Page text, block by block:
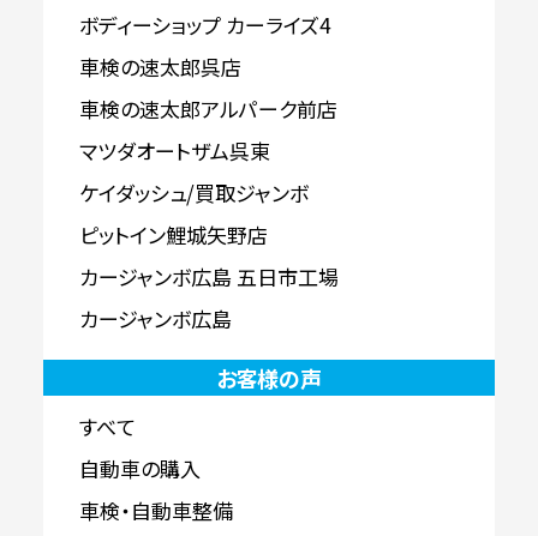
ボディーショップ カーライズ4
車検の速太郎呉店
車検の速太郎アルパーク前店
マツダオートザム呉東
ケイダッシュ/買取ジャンボ
ピットイン鯉城矢野店
カージャンボ広島 五日市工場
カージャンボ広島
お客様の声
すべて
自動車の購入
車検・自動車整備